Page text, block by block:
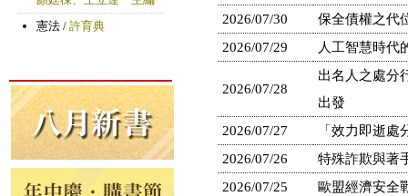
2026/07/30
保全債權之代
2026/07/29
人工智慧時代
2026/07/28
出名人之處分
出發
2026/07/27
「效力即逝
2026/07/26
特殊詐欺與著
2026/07/25
歐盟經濟安全